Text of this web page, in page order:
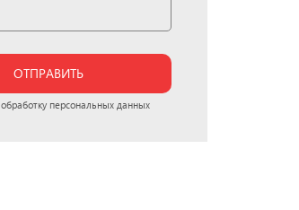
ОТПРАВИТЬ
обработку персональных данных